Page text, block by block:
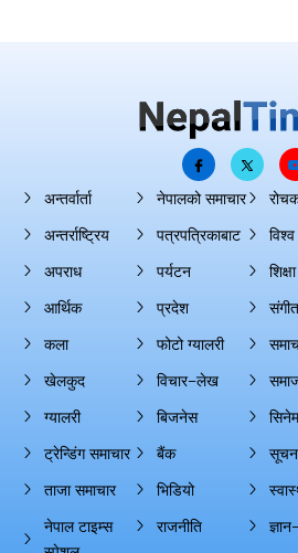
अन्तर्वार्ता
अन्तर्राष्ट्रिय
अपराध
आर्थिक
कला
खेलकुद
ग्यालरी
ट्रेन्डिंग समाचार
ताजा समाचार
नेपाल टाइम्स
नेपालको समाचार
पत्रपत्रिकाबाट
पर्यटन
प्रदेश
फोटो ग्यालरी
विचार–लेख
बिजनेस
बैंक
भिडियो
राजनीति
शिक्षा
संगीत